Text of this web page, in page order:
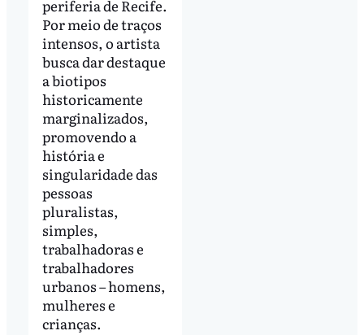
periferia de Recife.
Por meio de traços
intensos, o artista
busca dar destaque
a biotipos
historicamente
marginalizados,
promovendo a
história e
singularidade das
pessoas
pluralistas,
simples,
trabalhadoras e
trabalhadores
urbanos – homens,
mulheres e
crianças.